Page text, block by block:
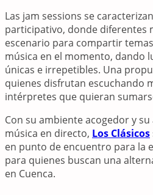
Las jam sessions se
participativo, donde diferentes
escenario para compartir
música en el momento, dando
únicas e irrepetibles. Una
quienes disfrutan escuchando
intérpretes que quieran
Con su ambiente acogedor y
música en directo, Los Clásicos
en punto de encuentro para la
para quienes buscan una
en Cuenca.